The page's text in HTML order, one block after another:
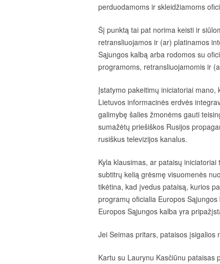
perduodamoms ir skleidžiamoms
Šį punktą tai pat norima keisti ir
retransliuojamos ir (ar) platinamos
Sąjungos kalbą arba rodomos su
programoms, retransliuojamomis ir
Įstatymo pakeitimų iniciatoriai
Lietuvos informacinės erdvės
galimybę šalies žmonėms gauti
sumažėtų priešiškos Rusijos
rusiškus televizijos kanalus.
Kyla klausimas, ar pataisų
subtitrų kelią grėsmę visuomenės
tikėtina, kad įvedus pataisą, kurios
programų oficialia Europos
Europos Sąjungos kalba yra
Jei Seimas pritars, pataisos įsigalios
Kartu su Laurynu Kasčiūnu